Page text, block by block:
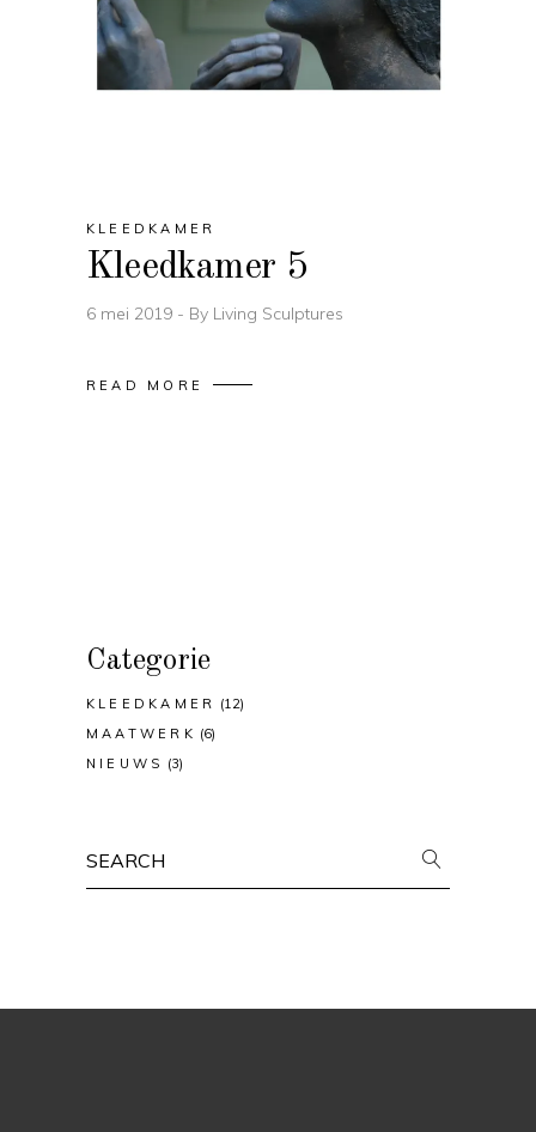
KLEEDKAMER
Kleedkamer 5
6 mei 2019 By Living Sculptures
READ MORE
Categorie
KLEEDKAMER (12)
MAATWERK (6)
NIEUWS (3)